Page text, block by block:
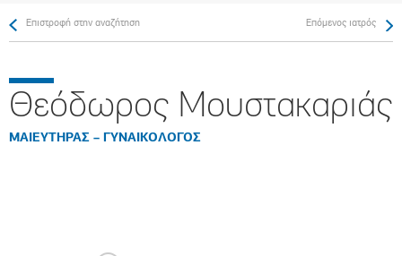
Επιστροφή στην αναζήτηση Επόμενος ιατρός
Θεόδωρος Μουστακαριάς
ΜΑΙΕΥΤΗΡΑΣ – ΓΥΝΑΙΚΟΛΟΓΟΣ